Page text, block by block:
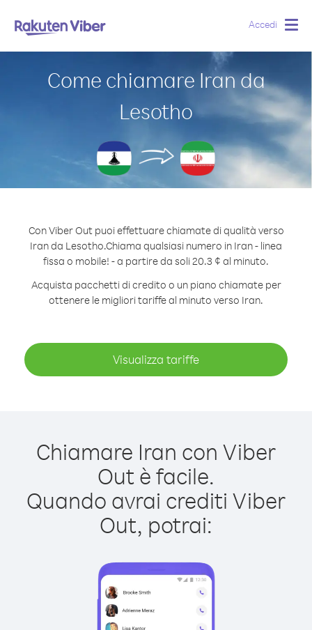
Accedi
Come chiamare Iran da
Lesotho
Con Viber Out puoi effettuare chiamate di qualità verso
Iran da Lesotho.Chiama qualsiasi numero in Iran - linea
fissa o mobile! - a partire da soli 20.3 ¢ al minuto.
Acquista pacchetti di credito o un piano chiamate per
ottenere le migliori tariffe al minuto verso Iran.
Visualizza tariffe
Chiamare Iran con Viber
Out è facile.
Quando avrai crediti Viber
Out, potrai: